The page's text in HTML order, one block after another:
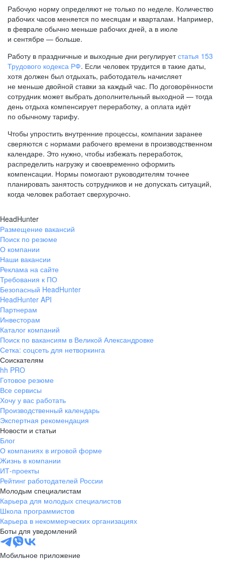
Рабочую норму определяют не только по неделе. Количество
рабочих часов меняется по месяцам и кварталам. Например,
в феврале обычно меньше рабочих дней, а в июле
и сентябре — больше.
Работу в праздничные и выходные дни регулируетстатья 153
Трудового кодекса РФ. Если человек трудится в такие даты,
хотя должен был отдыхать, работодатель начисляет
не меньше двойной ставки за каждый час. По договорённости
сотрудник может выбрать дополнительный выходной — тогда
день отдыха компенсирует переработку, а оплата идёт
по обычному тарифу.
Чтобы упростить внутренние процессы, компании заранее
сверяются с нормами рабочего времени в производственном
календаре. Это нужно, чтобы избежать переработок,
распределить нагрузку и своевременно оформить
компенсации. Нормы помогают руководителям точнее
планировать занятость сотрудников и не допускать ситуаций,
когда человек работает сверхурочно.
HeadHunter
Размещение вакансий
Поиск по резюме
О компании
Наши вакансии
Реклама на сайте
Требования к ПО
Безопасный HeadHunter
HeadHunter API
Партнерам
Инвесторам
Каталог компаний
Поиск по вакансиям в Великой Александровке
Сетка: соцсеть для нетворкинга
Соискателям
hh PRO
Готовое резюме
Все сервисы
Хочу у вас работать
Производственный календарь
Экспертная рекомендация
Новости и статьи
Блог
О компаниях в игровой форме
Жизнь в компании
ИТ-проекты
Рейтинг работодателей России
Молодым специалистам
Карьера для молодых специалистов
Школа программистов
Карьера в некоммерческих организациях
Боты для уведомлений
Мобильное приложение